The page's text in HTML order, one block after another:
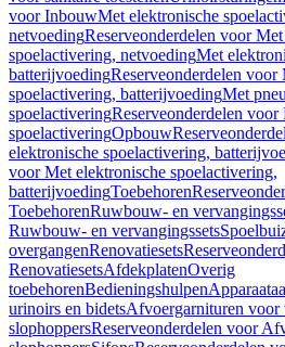
voor InbouwMet elektronische
netvoedingReserveonderdelen voor
spoelactivering, netvoedingMet
batterijvoedingReserveonderdelen voor
spoelactivering, batterijvoedingMet
spoelactiveringReserveonderdelen voor
spoelactiveringOpbouw
elektronische spoelactivering,
voor Met elektronische spoelactivering,
batterijvoedingToebehoren
ToebehorenRuwbouw- en
Ruwbouw- en vervangingssets
overgangenRenovatiesets
RenovatiesetsAfdekplatenOverig
toebehorenBedieningshulpen
urinoirs en bidetsAfvoergarnituren voor
slophoppersReserveonderdelen voor